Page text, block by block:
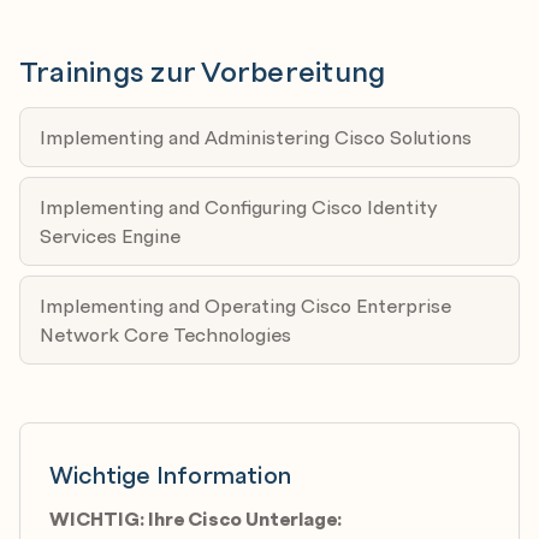
Segmentierung mit gruppenbasierten, IP-basierten
Trainings zur Vorbereitung
Implementing and Administering Cisco Solutions
Implementing and Configuring Cisco Identity
Services Engine
Implementing and Operating Cisco Enterprise
Network Core Technologies
Wichtige Information
WICHTIG: Ihre Cisco Unterlage: